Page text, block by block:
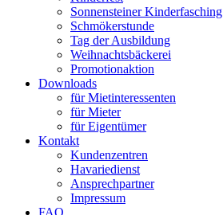
Sonnensteiner Kinderfasching
Schmökerstunde
Tag der Ausbildung
Weihnachtsbäckerei
Promotionaktion
Downloads
für Mietinteressenten
für Mieter
für Eigentümer
Kontakt
Kundenzentren
Havariedienst
Ansprechpartner
Impressum
FAQ